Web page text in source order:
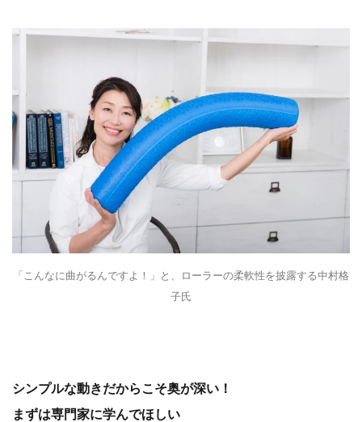
「こんなに曲がるんですよ！」と、ローラーの柔軟性を披露する中村格
子氏
シンプルな動きだからこそ奥が深い！
まずは専門家に学んでほしい